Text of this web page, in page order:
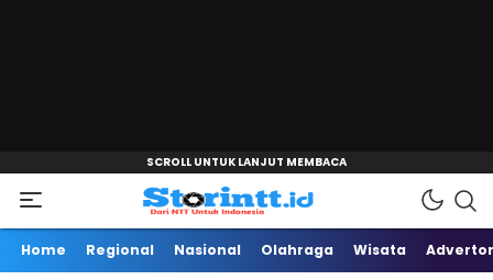
"
Storintt
Dari NTT Untuk Indonesia
Home Regional Nasional Olahraga Wisata